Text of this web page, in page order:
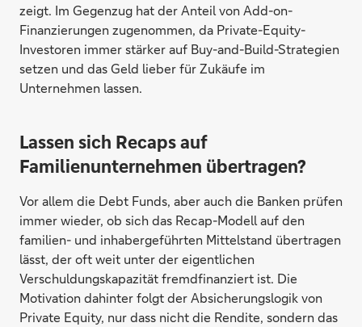
zeigt. Im Gegenzug hat der Anteil von Add-on-
Finanzierungen zugenommen, da Private-Equity-
Investoren immer stärker auf Buy-and-Build-Strategien
setzen und das Geld lieber für Zukäufe im
Unternehmen lassen.
Lassen sich Recaps auf
Familienunternehmen übertragen?
Vor allem die Debt Funds, aber auch die Banken prüfen
immer wieder, ob sich das Recap-Modell auf den
familien- und inhabergeführten Mittelstand übertragen
lässt, der oft weit unter der eigentlichen
Verschuldungskapazität fremdfinanziert ist. Die
Motivation dahinter folgt der Absicherungslogik von
Private Equity, nur dass nicht die Rendite, sondern das